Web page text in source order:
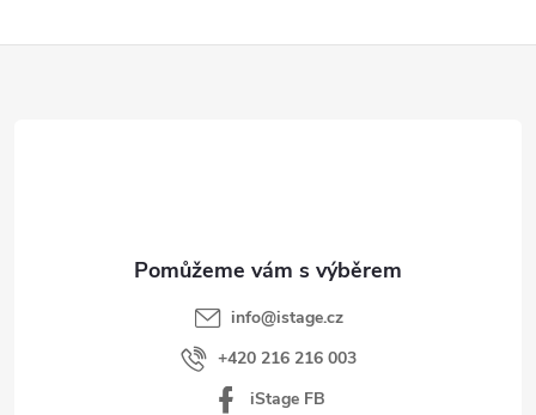
info@istage.cz
+420 216 216 003
iStage FB